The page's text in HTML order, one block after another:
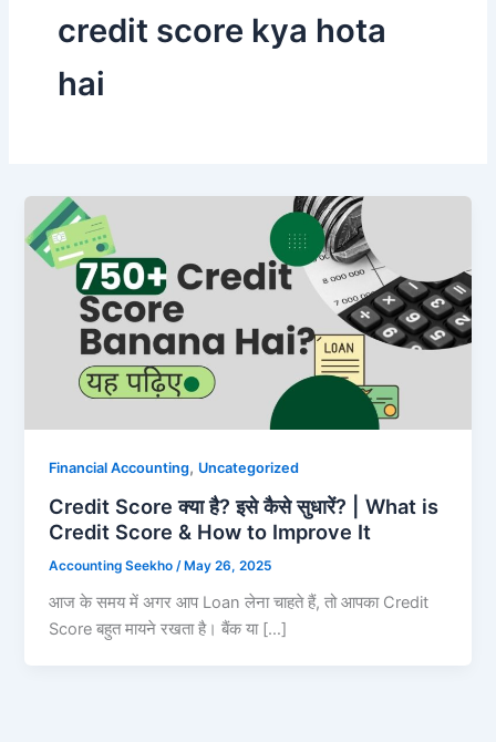
credit score kya hota
hai
Financial Accounting, Uncategorized
Credit Score क्या है? इसे कैसे सुधारें? | What is
Credit Score & How to Improve It
Accounting Seekho /May 26, 2025
आज के समय में अगर आप Loan लेना चाहते हैं, तो आपका Credit
Score बहुत मायने रखता है। बैंक या […]